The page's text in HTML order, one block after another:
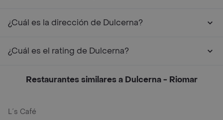
¿Cuál es la dirección de Dulcerna?
¿Cuál es el rating de Dulcerna?
Restaurantes similares a Dulcerna - Riomar
L´s Café